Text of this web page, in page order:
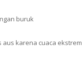
buruk
aus karena cuaca ekstrem